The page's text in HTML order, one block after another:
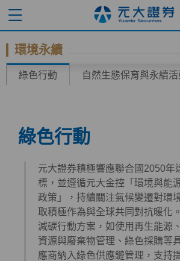
環境永續
綠色行動 自然生態保育與永續
綠色行動
元大證券積極響應聯合國2050年
標，並遵循元大金控「環境與能
政策」，持續關注氣候變遷對環
取積極作為與全球共同對抗暖化
減碳行動方案，如使用再生能源
資源與廢棄物管理、綠色採購等
應商納入綠色供應鏈管理，支持